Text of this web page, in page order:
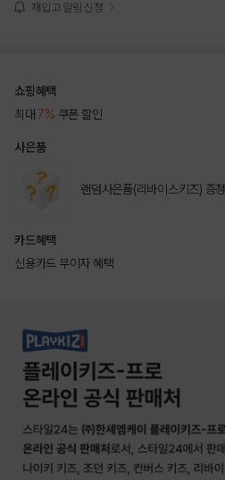
재입고 알림 신청
쇼핑혜택
최대 7% 쿠폰 할인
사은품
랜덤사은품(리바이스키즈) 증정
카드혜택
신용카드 무이자 혜택